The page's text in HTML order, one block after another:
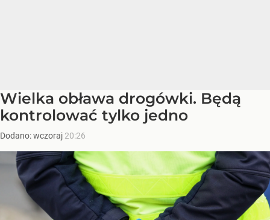
Wielka obława drogówki. Będą
kontrolować tylko jedno
Dodano:wczoraj 20:26